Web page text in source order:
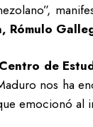
Rómulo
Centro de
nos ha
emocionó al